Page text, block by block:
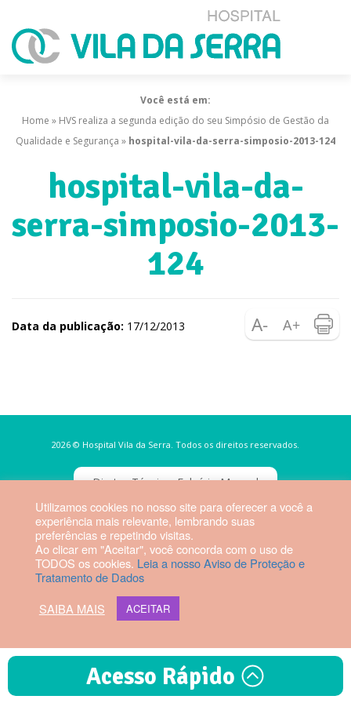
Você está em:
Home » HVS realiza a segunda edição do seu Simpósio de Gestão da
Qualidade e Segurança » hospital-vila-da-serra-simposio-2013-124
hospital-vila-da-
serra-simposio-2013-
124
Data da publicação: 17/12/2013
Utilizamos cookies no nosso site para oferecer a você a
experiência mais relevante, lembrando suas
preferências e repetindo visitas.
Ao clicar em "Aceitar", você concorda com o uso de
TODOS os cookies. Leia a nosso Aviso de Proteção e
Tratamento de Dados
SAIBA MAIS
ACEITAR
2026 © Hospital Vila da Serra. Todos os direitos reservados.
Diretor Técnico: Fabrício Manoel
Webmail HVS
Acesso Rápido